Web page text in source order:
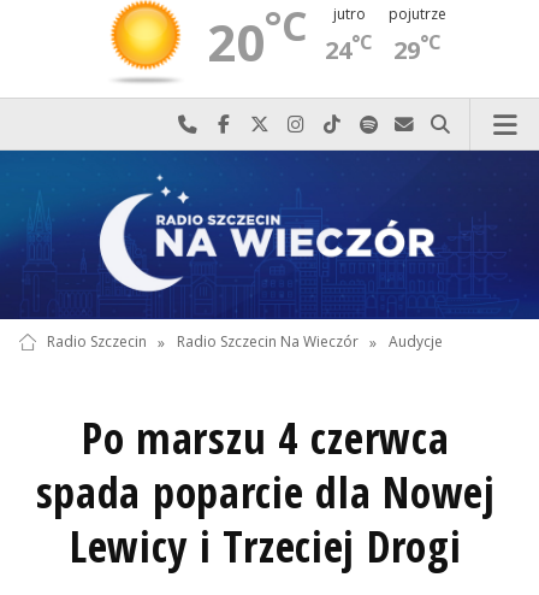
20°C jutro
24°C
pojutrze
29°C
Najlepiej po prostu do nas zadzwoń
Odwiedź nas na Facebook-u
Odwiedź nas na X
Odwiedź nas na Instagram-ie
Odwiedź nas na TikTok-u
Szukaj nas na Spotify
Wyślij do nas
Szukaj
Radio Szczecin » Radio Szczecin Na Wieczór » Audycje
Po marszu 4 czerwca
spada poparcie dla Nowej
Lewicy i Trzeciej Drogi